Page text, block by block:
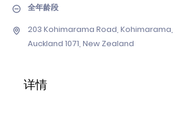
全年龄段
203 Kohimarama Road, Kohimarama,
Auckland 1071, New Zealand
详情